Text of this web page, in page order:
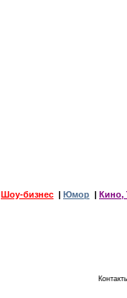
Шоу-бизнес Юмор Кино,